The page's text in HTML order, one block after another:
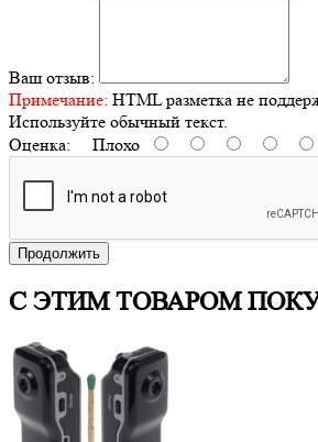
Ваш отзыв:
Примечание: HTML разметка не
Используйте обычный текст.
Оценка: Плохо
Продолжить
С ЭТИМ ТОВАРОМ